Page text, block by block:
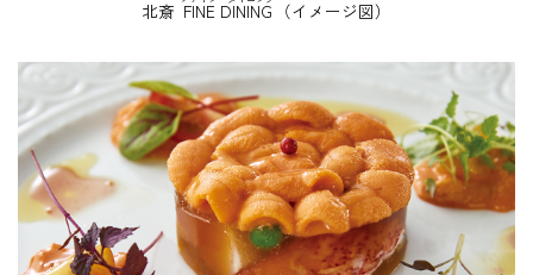
北斎 FINE DINING （イメージ図）